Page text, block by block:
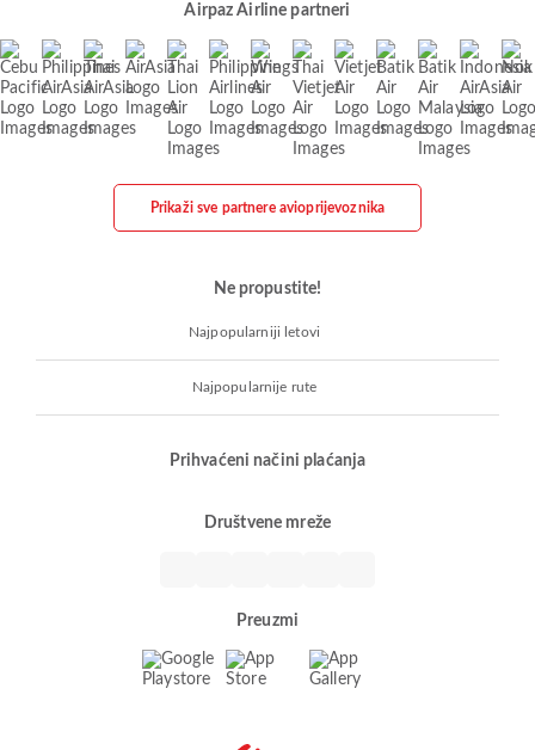
Airpaz Airline partneri
Prikaži sve partnere avioprijevoznika
Ne propustite!
Najpopularniji letovi
Najpopularnije rute
Prihvaćeni načini plaćanja
Društvene mreže
Preuzmi